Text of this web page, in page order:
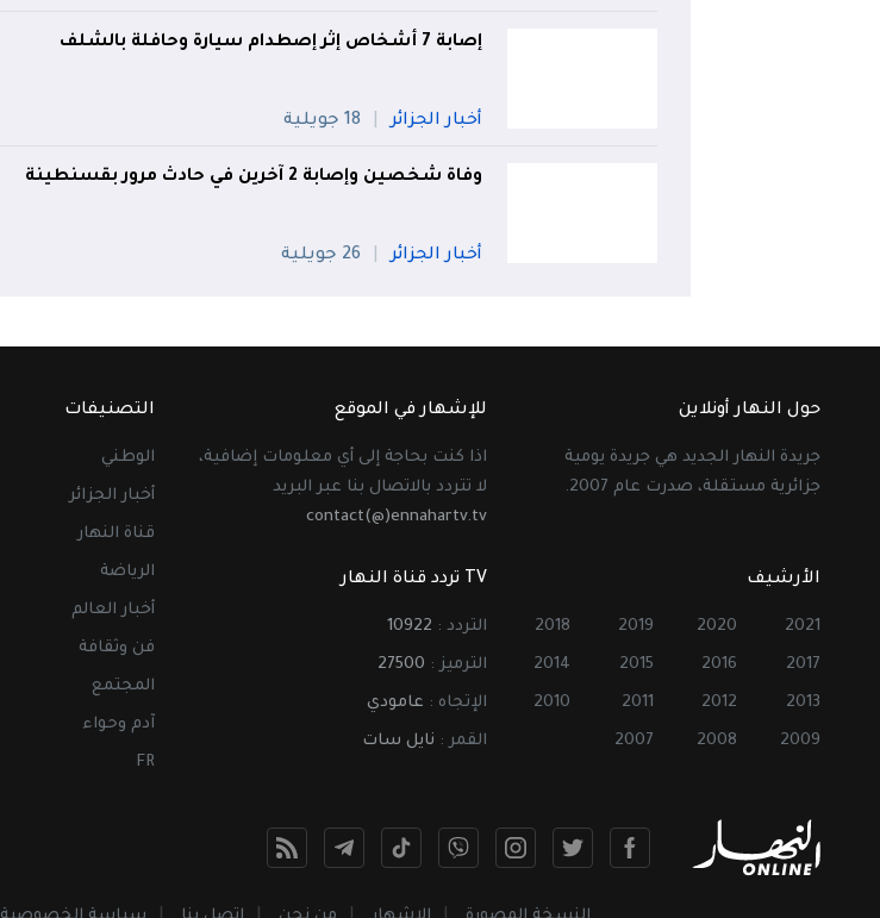
إصابة 7 أشخاص إثر إصطدام سيارة وحافلة بالشلف
أخبار الجزائر 18 جويلية
وفاة شخصين وإصابة 2 آخرين في حادث مرور بقسنطينة
أخبار الجزائر 26 جويلية
حول النهار أونلاين
جريدة النهار الجديد هي جريدة يومية
جزائرية مستقلة، صدرت عام 2007.
للإشهار في الموقع
اذا كنت بحاجة إلى أي معلومات إضافية،
لا تتردد بالاتصال بنا عبر البريد
contact(@)ennahartv.tv
الأرشيف
2021
2020
2019
2018
2017
2016
2015
2014
2013
2012
2011
2010
2009
2008
2007
TV تردد قناة النهار
التردد : 10922
الترميز : 27500
الإتجاه : عامودي
القمر : نايل سات
التصنيفات
الوطني
أخبار الجزائر
قناة النهار
الرياضة
أخبار العالم
فن وثقافة
المجتمع
آدم وحواء
FR